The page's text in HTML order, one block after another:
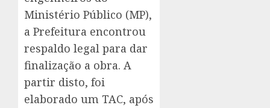
Ministério Público (MP),
a Prefeitura encontrou
respaldo legal para dar
finalização a obra. A
partir disto, foi
elaborado um TAC, após